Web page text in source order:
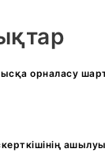
орналасу